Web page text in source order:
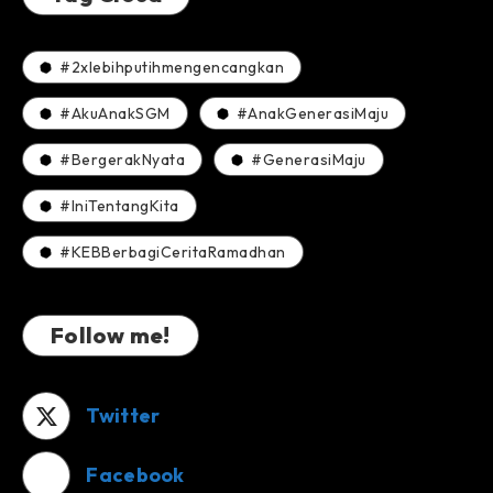
#2xlebihputihmengencangkan
#AkuAnakSGM #AnakGenerasiMaju
#BergerakNyata #GenerasiMaju
#IniTentangKita
#KEBBerbagiCeritaRamadhan
Follow me!
Twitter
Facebook